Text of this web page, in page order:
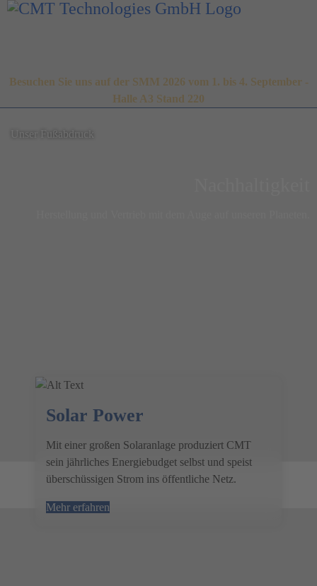
Besuchen Sie uns auf der SMM 2026 vom 1. bis 4. September -
Halle A3 Stand 220
Unser Fußabdruck
Solar Power
Mit einer großen Solaranlage produziert CMT
sein jährliches Energiebudget selbst und speist
überschüssigen Strom ins öffentliche Netz.
Mehr erfahren